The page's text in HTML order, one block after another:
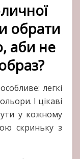
обрати
аби не
легкі
І цікаві
у кожному
скриньку з